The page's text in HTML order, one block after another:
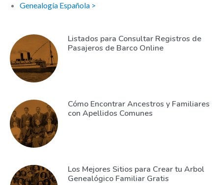
Genealogía Española >
Listados para Consultar Registros de
Pasajeros de Barco Online
Cómo Encontrar Ancestros y Familiares
con Apellidos Comunes
Los Mejores Sitios para Crear tu Arbol
Genealógico Familiar Gratis